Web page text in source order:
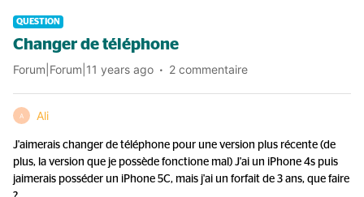
QUESTION
Changer de téléphone
Forum|Forum|11 years ago 2 commentaire
A Ali
J'aimerais changer de téléphone pour une version plus récente (de
plus, la version que je possède fonctione mal) J'ai un iPhone 4s puis
jaimerais posséder un iPhone 5C, mais j'ai un forfait de 3 ans, que faire